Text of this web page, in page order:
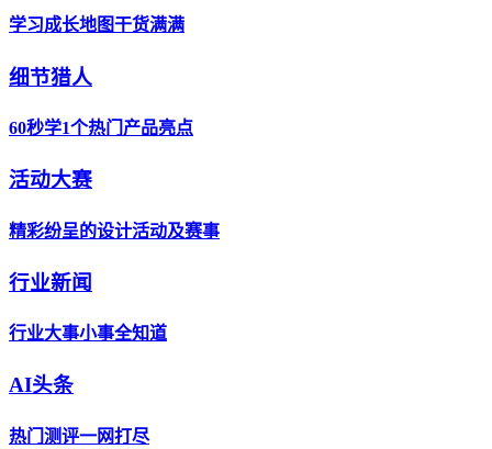
学习成长地图干货满满
细节猎人
60秒学1个热门产品亮点
活动大赛
精彩纷呈的设计活动及赛事
行业新闻
行业大事小事全知道
AI头条
热门测评一网打尽